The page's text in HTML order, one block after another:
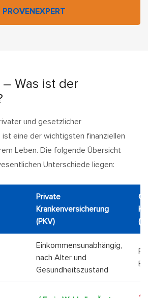
PROVENEXPERT
– Was ist der
und gesetzlicher
ist eine der wichtigsten finanziellen
Leben. Die folgende Übersicht
Unterschiede liegen:
Private
Krankenversicherung
(PKV)
Einkommensunabhängig,
nach Alter und
Gesundheitszustand
✗